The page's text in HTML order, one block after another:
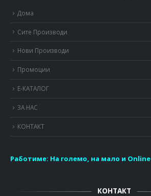
Дома
Сите Производи
Нови Производи
Промоции
Е-КАТАЛОГ
ЗА НАС
КОНТАКТ
Работиме: На големо, на мало и Online
КОНТАКТ